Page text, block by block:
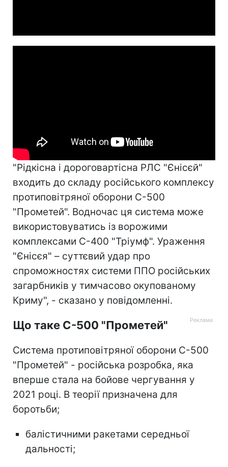
"Рідкісна і дороговартісна РЛС "Єнісєй"
входить до складу російського комплексу
протиповітряної оборони С-500
"Прометей". Водночас ця система може
використовуватись із ворожими
комплексами С-400 "Тріумф". Ураження
"Єнісєя" – суттєвий удар про
спроможностях системи ППО російських
загарбників у тимчасово окупованому
Криму", - сказано у повідомленні.
Що таке С-500 "Прометей"
Система протиповітряної оборони С-500
"Прометей" - російська розробка, яка
вперше стала на бойове чергування у
2021 році. В теорії призначена для
боротьби;
балістичними ракетами середньої
дальності;